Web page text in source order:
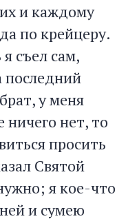
и каждому
по крейцеру.
съел сам,
последний
у меня
ничего нет, то
просить
Святой
я кое-что
и сумею